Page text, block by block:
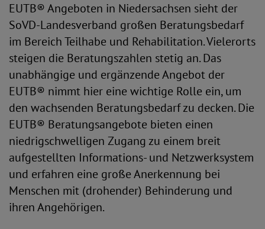
EUTB® Angeboten in Niedersachsen sieht der
SoVD-Landesverband großen Beratungsbedarf
im Bereich Teilhabe und Rehabilitation. Vielerorts
steigen die Beratungszahlen stetig an. Das
unabhängige und ergänzende Angebot der
EUTB® nimmt hier eine wichtige Rolle ein, um
den wachsenden Beratungsbedarf zu decken. Die
EUTB® Beratungsangebote bieten einen
niedrigschwelligen Zugang zu einem breit
aufgestellten Informations- und Netzwerksystem
und erfahren eine große Anerkennung bei
Menschen mit (drohender) Behinderung und
ihren Angehörigen.